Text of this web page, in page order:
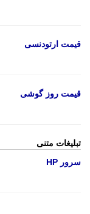
قیمت ارتودنسی
قیمت روز گوشی
تبلیغات متنی
سرور HP